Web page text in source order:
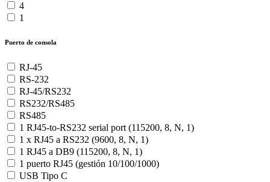
4
1
Puerto de consola
RJ-45
RS-232
RJ-45/RS232
RS232/RS485
RS485
1 RJ45-to-RS232 serial port (115200, 8, N, 1)
1 x RJ45 a RS232 (9600, 8, N, 1)
1 RJ45 a DB9 (115200, 8, N, 1)
1 puerto RJ45 (gestión 10/100/1000)
USB Tipo C